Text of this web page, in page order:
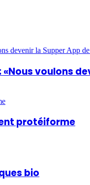
voulons
protéiforme
bio